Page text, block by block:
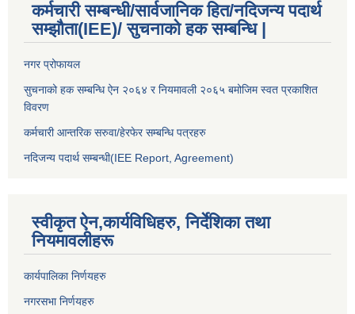
कर्मचारी सम्बन्धी/सार्वजानिक हित/नदिजन्य पदार्थ
सम्झौता(IEE)/ सुचनाको हक सम्बन्धि |
नगर प्रोफायल
सुचनाको हक सम्बन्धि ऐन २०६४ र नियमावली २०६५ बमोजिम स्वत प्रकाशित
विवरण
कर्मचारी आन्तरिक सरुवा/हेरफेर सम्बन्धि पत्रहरु
नदिजन्य पदार्थ सम्बन्धी(IEE Report, Agreement)​
स्वीकृत ऐन,कार्यविधिहरु, निर्देशिका तथा
नियमावलीहरू
कार्यपालिका निर्णयहरु
नगरसभा निर्णयहरु